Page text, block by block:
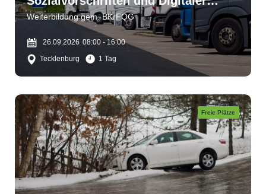
Fahrtenschreiber
Weiterbildung gem. BKrFQG
26.09.2026 08:00 - 16:00
Tecklenburg
1 Tag
Freie Plätze